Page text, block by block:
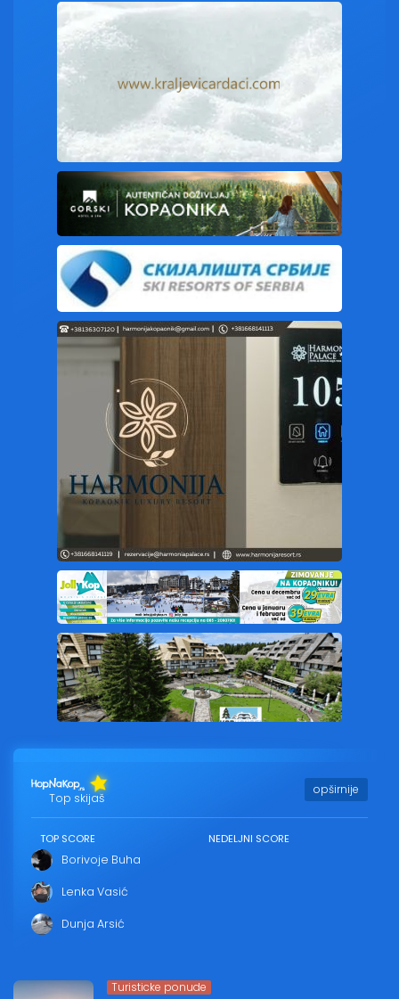
Top skijaš
opširnije
TOP SCORE
Borivoje Buha
Lenka Vasić
Dunja Arsić
NEDELJNI SCORE
Turisticke ponude